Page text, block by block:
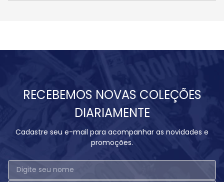
RECEBEMOS NOVAS COLEÇÕES
DIARIAMENTE
Cadastre seu e-mail para acompanhar as novidades e
promoções.